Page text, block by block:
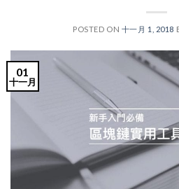
POSTED ON 十一月 1, 2018
01
十一月